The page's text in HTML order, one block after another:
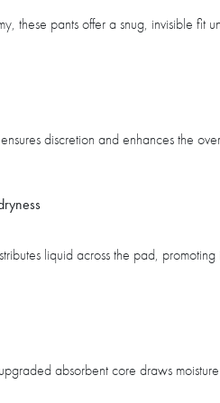
these pants offer a snug, invisible fit
discretion and enhances the
liquid across the pad,
absorbent core draws